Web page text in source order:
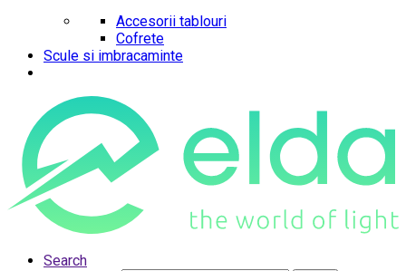
Accesorii tablouri
Cofrete
Scule si imbracaminte
Search